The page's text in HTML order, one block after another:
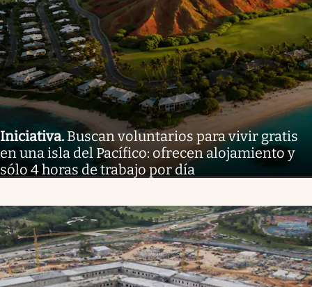
Iniciativa. Buscan voluntarios para vivir gratis
en una isla del Pacífico: ofrecen alojamiento y
sólo 4 horas de trabajo por día